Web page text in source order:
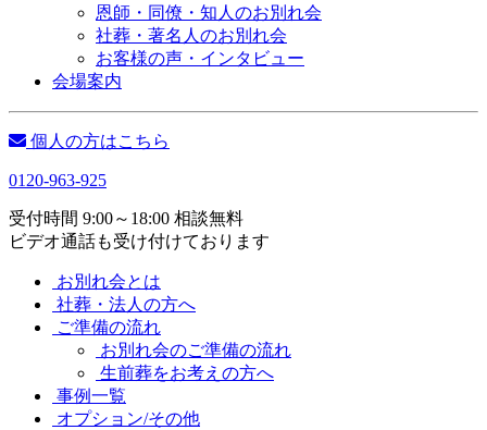
恩師・同僚・知人のお別れ会
社葬・著名人のお別れ会
お客様の声・インタビュー
会場案内
個人の方はこちら
0120-963-925
受付時間 9:00～18:00 相談無料
ビデオ通話も受け付けております
お別れ会とは
社葬・法人の方へ
ご準備の流れ
お別れ会のご準備の流れ
生前葬をお考えの方へ
事例一覧
オプション/その他